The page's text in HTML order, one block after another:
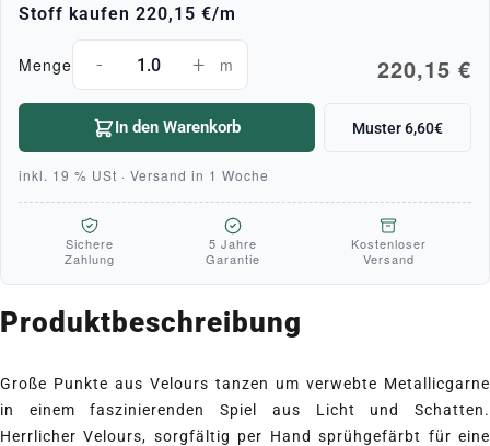
Stoff kaufen 220,15 €/m
Menge - + m 220,15 €
In den Warenkorb Muster 6,60€
inkl. 19 % USt · Versand in 1 Woche
Sichere
Zahlung
5 Jahre
Garantie
Kostenloser
Versand
Produktbeschreibung
Große Punkte aus Velours tanzen um verwebte Metallicgarne
in einem faszinierenden Spiel aus Licht und Schatten.
Herrlicher Velours, sorgfältig per Hand sprühgefärbt für eine